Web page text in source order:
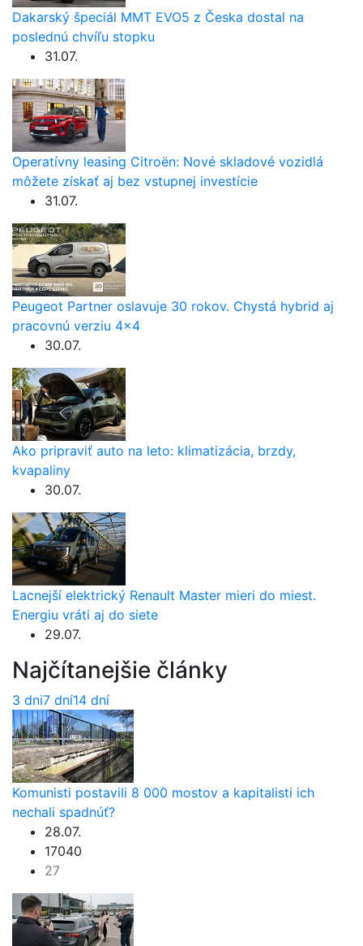
Dakarský špeciál MMT EVO5 z Česka dostal na
poslednú chvíľu stopku
31.07.
Operatívny leasing Citroën: Nové skladové vozidlá
môžete získať aj bez vstupnej investície
31.07.
Peugeot Partner oslavuje 30 rokov. Chystá hybrid aj
pracovnú verziu 4×4
30.07.
Ako pripraviť auto na leto: klimatizácia, brzdy,
kvapaliny
30.07.
Lacnejší elektrický Renault Master mieri do miest.
Energiu vráti aj do siete
29.07.
Najčítanejšie články
3 dni7 dní14 dní
Komunisti postavili 8 000 mostov a kapitalisti ich
nechali spadnúť?
28.07.
17040
27